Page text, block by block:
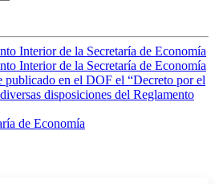
Interior de la Secretaría de Economía
Interior de la Secretaría de Economía
publicado en el DOF el “Decreto por el
disposiciones del Reglamento
de Economía